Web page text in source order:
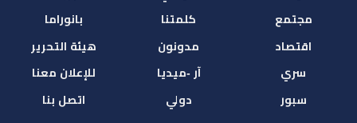
مجتمع
اقتصاد
سري
سبور
كلمتنا
مدونون
آر -ميديا
دولي
بانوراما
هيئة التحرير
للإعلان معنا
اتصل بنا